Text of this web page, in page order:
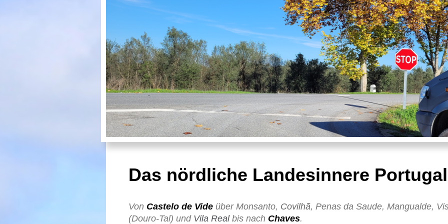
Das nördliche Landesinnere
Von Castelo de Vide über Monsanto, Covilhã, Penas da Saude, Mangualde,
(Douro-Tal) und Vila Realbis nach Chaves.